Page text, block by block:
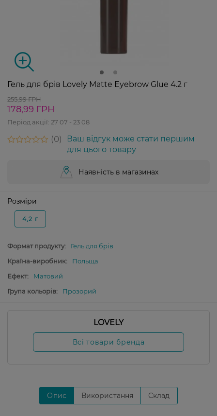
Гель для брів Lovely Matte Eyebrow Glue 4.2 г
255,99 ГРН
178,99 ГРН
Період акції: 27 07 - 23 08
0
Ваш відгук може стати першим
для цього товару
Наявність в магазинах
Розміри
4,2 г
Формат продукту:
Гель для брів
Країна-виробник:
Польща
Ефект:
Матовий
Група кольорів:
Прозорий
LOVELY
Всі товари бренда
Опис Використання Склад